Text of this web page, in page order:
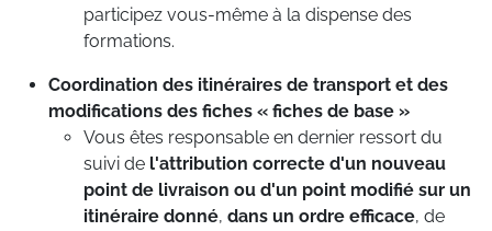
participez vous-même à la dispense des
formations.
Coordination des itinéraires de transport et des
modifications des fiches « fiches de base »
Vous êtes responsable en dernier ressort du
suivi de l'attribution correcte d'un nouveau
point de livraison ou d'un point modifié sur un
itinéraire donné, dans un ordre efficace, de